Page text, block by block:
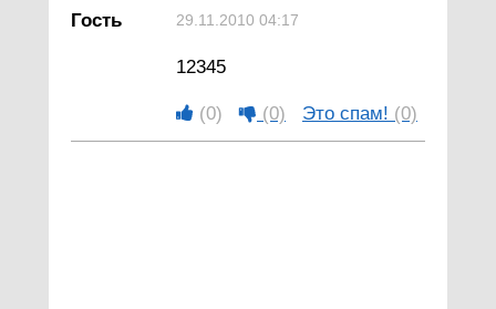
Гость 29.11.2010 04:17
12345
(0) (0) Это спам! (0)